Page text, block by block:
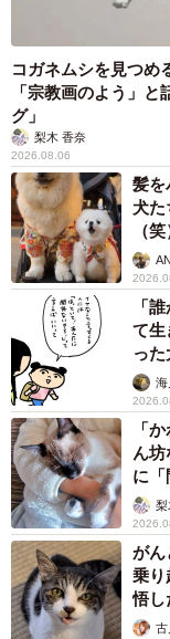
コガネムシを見つめ
「宗教画のよう」
グ」
梨木 香奈
2026.08.06
髪を
犬た
（
「
て
った
海
「
ん
に
梨
がん
乗
悟し
古